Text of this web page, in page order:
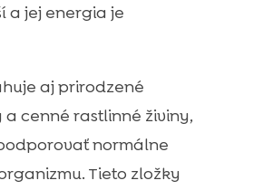
a jej energia je
aj prirodzené
cenné rastlinné živiny,
normálne
Tieto zložky